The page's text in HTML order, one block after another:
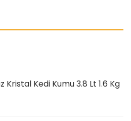
Kristal Kedi Kumu 3.8 Lt 1.6 Kg